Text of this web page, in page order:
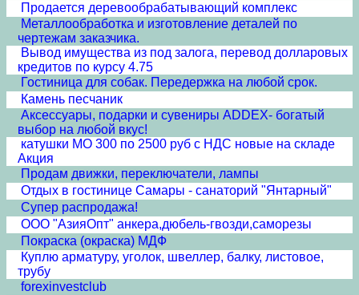
Продается деревообрабатывающий комплекс
Металлообработка и изготовление деталей по
чертежам заказчика.
Вывод имущества из под залога, перевод долларовых
кредитов по курсу 4.75
Гостиница для собак. Передержка на любой срок.
Камень песчаник
Аксессуары, подарки и сувениры ADDEX- богатый
выбор на любой вкус!
катушки МО 300 по 2500 руб с НДС новые на складе
Акция
Продам движки, переключатели, лампы
Отдых в гостинице Самары - санаторий "Янтарный"
Супер распродажа!
ООО "АзияОпт" анкера,дюбель-гвозди,саморезы
Покраска (окраска) МДФ
Куплю арматуру, уголок, швеллер, балку, листовое,
трубу
forexinvestclub